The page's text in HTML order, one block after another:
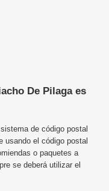
De Pilaga es
de código postal
usando el código postal
o paquetes a
se deberá utilizar el